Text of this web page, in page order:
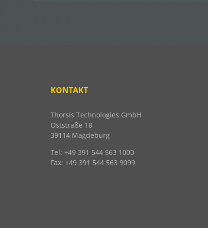
KONTAKT
Thorsis Technologies GmbH
Oststraße 18
39114 Magdeburg
Tel: +49 391 544 563 1000
Fax: +49 391 544 563 9099